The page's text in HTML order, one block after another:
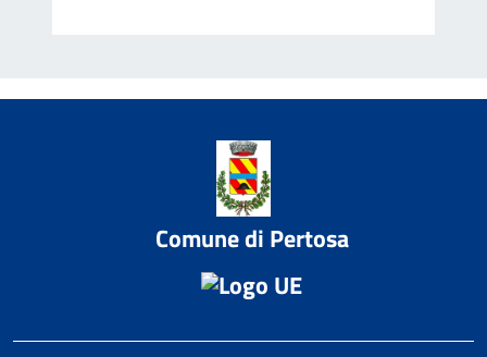
Comune di Pertosa